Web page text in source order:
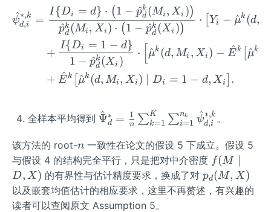
\mi
d D
=1-
d,
X]
_k
{d,
i}^
{*,
k}
\begin{aligned}
ψ
^
d,i
∗,k =
p
^d
k (Mi , Xi ) ⋅ (1 − p
^d
k (Xi ))
I{Di = d} ⋅ (1 − p
^d
k (Mi , Xi ))
⋅ Yi − μ
^k (d,
+
1 − p
^d
k (Xi )
I{Di = 1 − d}
⋅ [μ
^k (d, Mi , Xi ) − E
^k μ
^k
+ E
^k μ
^k (d, Mi , Xi ) ∣ Di = 1 − d, Xi .
全样本平均得到 \ha
si_
d^*
=\f
rac
{1}
Ψ
^
d
∗ = n
1 ∑k=1
K ∑i=1
nk ψ
^
d,i
∗,k 。
该方法的 root-n
n 一致性在论文的假设 5 下成立。假设 5
与假设 4 的结构完全平行，只是把对中介密度 f
(M
\m
f(M
D, X ) 的有界性与估计精度要求，换成了对p_
d
pd(M, X )
以及嵌套均值估计的相应要求，这里不再赘述，有兴趣的
读者可以查阅原文 Assumption 5。